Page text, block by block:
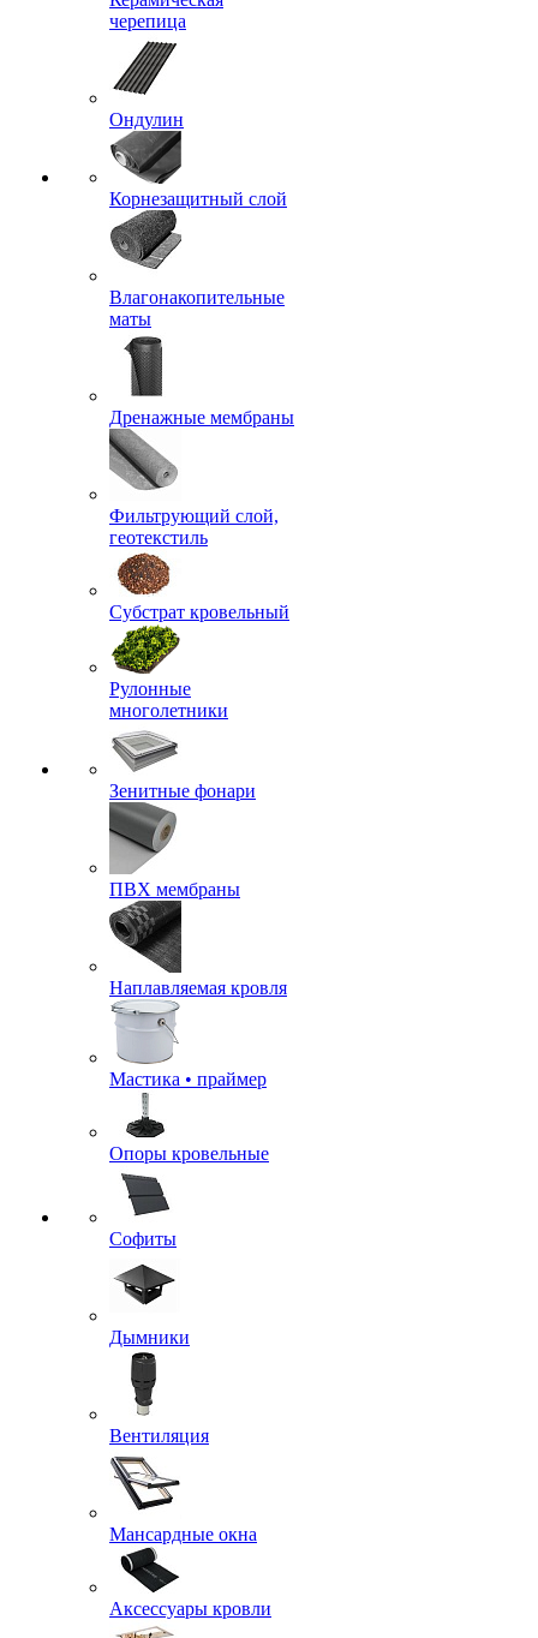
черепица
Ондулин
Корнезащитный слой
Влагонакопительные
маты
Дренажные мембраны
Фильтрующий слой,
геотекстиль
Субстрат кровельный
Рулонные
многолетники
Зенитные фонари
ПВХ мембраны
Наплавляемая кровля
Мастика • праймер
Опоры кровельные
Софиты
Дымники
Вентиляция
Мансардные окна
Аксессуары кровли